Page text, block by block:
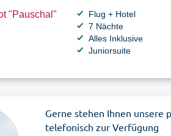
"Pauschal"
Flug + Hotel
7 Nächte
Alles Inklusive
Juniorsuite
Gerne stehen Ihnen unsere
telefonisch zur Verfügung